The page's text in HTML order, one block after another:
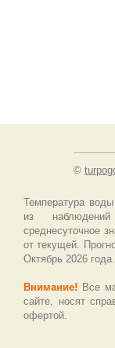
©
Температура
из
среднесуточное
от текущей.
Октябрь 2026 года.
Внимание! Все
сайте, носят
офертой.